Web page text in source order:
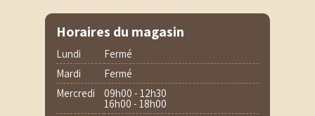
Horaires du magasin
Lundi
Fermé
Mardi
Fermé
Mercredi
09h00 - 12h30
16h00 - 18h00